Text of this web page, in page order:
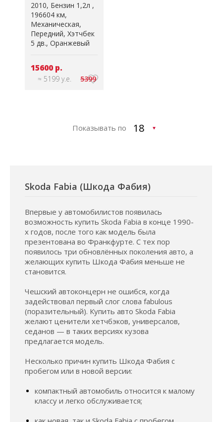
2010 Бензин 1,2л
196604 км
Механическая
Передний Хэтчбек
5 дв. Оранжевый
15600 р.
≈ 5199 у.е. 5399
Показывать по
Skoda Fabia (Шкода Фабия)
Впервые у автомобилистов появилась
возможность купить Skoda Fabia в конце 1990-
х годов, после того как модель была
презентована во Франкфурте. С тех пор
появилось три обновлённых поколения авто, а
желающих купить Шкода Фабия меньше не
становится.
Чешский автоконцерн не ошибся, когда
задействовал первый слог слова fabulous
(поразительный). Купить авто Skoda Fabia
желают ценители хетчбэков, универсалов,
седанов — в таких версиях кузова
предлагается модель.
Несколько причин купить Шкода Фабия с
пробегом или в новой версии:
компактный автомобиль относится к малому
классу и легко обслуживается;